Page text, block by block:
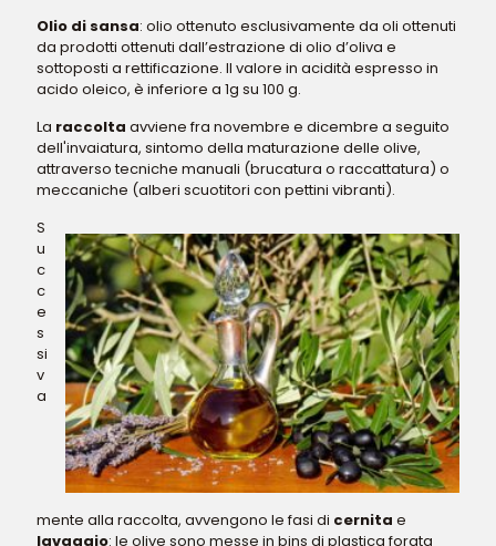
Olio di sansa: olio ottenuto esclusivamente da oli ottenuti
da prodotti ottenuti dall’estrazione di olio d’oliva e
sottoposti a rettificazione. Il valore in acidità espresso in
acido oleico, è inferiore a 1g su 100 g.
La raccolta avviene fra novembre e dicembre a seguito
dell'invaiatura, sintomo della maturazione delle olive,
attraverso tecniche manuali (brucatura o raccattatura) o
meccaniche (alberi scuotitori con pettini vibranti).
S
u
c
c
e
s
si
v
a
mente alla raccolta, avvengono le fasi di cernita e
lavaggio: le olive sono messe in bins di plastica forata